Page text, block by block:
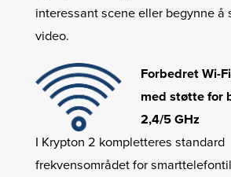
interessant scene eller begynne å
video.
Forbedret Wi-
med støtte for
2,4/5 GHz
I Krypton 2 kompletteres standard
frekvensområdet for